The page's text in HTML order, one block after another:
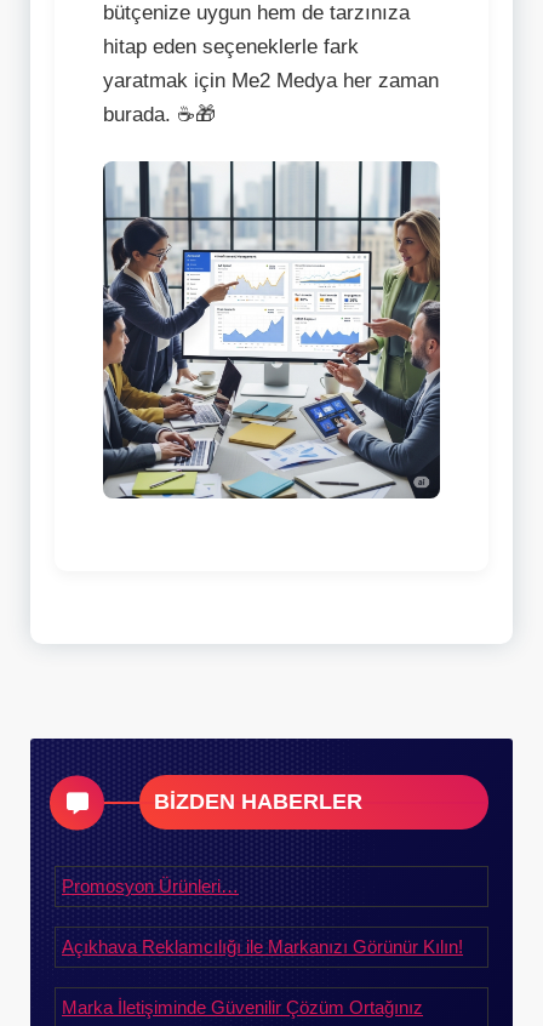
bütçenize uygun hem de tarzınıza
hitap eden seçeneklerle fark
yaratmak için Me2 Medya her zaman
burada. ☕🎁
BİZDEN HABERLER
Promosyon Ürünleri…
Açıkhava Reklamcılığı ile Markanızı Görünür Kılın!
Marka İletişiminde Güvenilir Çözüm Ortağınız